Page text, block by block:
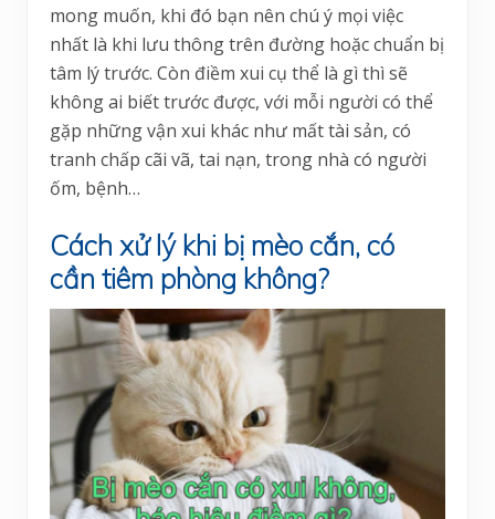
mong muốn, khi đó bạn nên chú ý mọi việc
nhất là khi lưu thông trên đường hoặc chuẩn bị
tâm lý trước. Còn điềm xui cụ thể là gì thì sẽ
không ai biết trước được, với mỗi người có thể
gặp những vận xui khác như mất tài sản, có
tranh chấp cãi vã, tai nạn, trong nhà có người
ốm, bệnh…
Cách xử lý khi bị mèo cắn, có
cần tiêm phòng không?